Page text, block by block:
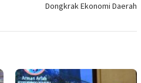
Dongkrak Ekonomi Daerah